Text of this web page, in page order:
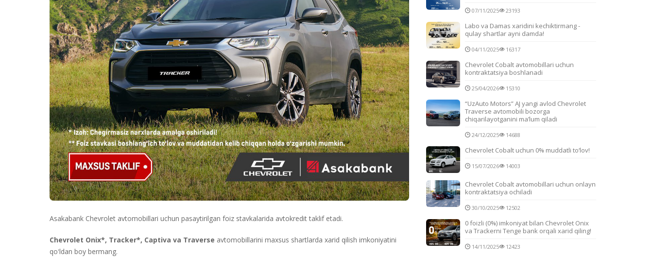
Asakabank Chevrolet avtomobillari uchun pasaytirilgan foiz stavkalarida avtokredit taklif etadi.
Chevrolet Onix*, Tracker*, Captiva va Traverse avtomobillarini maxsus shartlarda xarid qilish imkoniyatini
qoʻldan boy bermang.
07/11/2025 23193
Labo va Damas xaridini kechiktirmang -
qulay shartlar ayni damda!
04/11/2025 16317
Chevrolet Cobalt avtomobillari uchun
kontraktatsiya boshlanadi
25/04/2026 15310
“UzAuto Motors” AJ yangi avlod Chevrolet
Traverse avtomobili bozorga
chiqarilayotganini ma’lum qiladi
24/12/2025 14688
Chevrolet Cobalt uchun 0% muddatli to‘lov!
15/07/2026 14003
Chevrolet Cobalt avtomobillari uchun onlayn
kontraktatsiya ochiladi
30/10/2025 12502
0 foizli (0%) imkoniyat bilan Chevrolet Onix
va Trackerni Tenge bank orqali xarid qiling!
14/11/2025 12423